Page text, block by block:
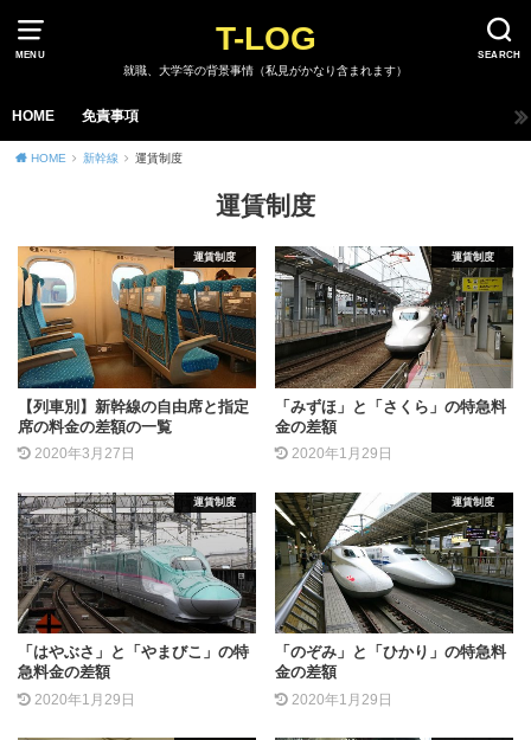
MENU SEARCH
T-LOG
就職、大学等の背景事情（私見がかなり含まれます）
HOME 免責事項
HOME 新幹線 運賃制度
運賃制度
運賃制度
【列車別】新幹線の自由席と指定
席の料金の差額の一覧
2020年3月27日
運賃制度
「みずほ」と「さくら」の特急料
金の差額
2020年1月29日
運賃制度
「はやぶさ」と「やまびこ」の特
急料金の差額
2020年1月29日
運賃制度
「のぞみ」と「ひかり」の特急料
金の差額
2020年1月29日